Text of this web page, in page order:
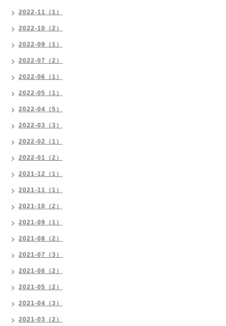
2022-11（1）
2022-10（2）
2022-09（1）
2022-07（2）
2022-06（1）
2022-05（1）
2022-04（5）
2022-03（3）
2022-02（1）
2022-01（2）
2021-12（1）
2021-11（1）
2021-10（2）
2021-09（1）
2021-08（2）
2021-07（3）
2021-06（2）
2021-05（2）
2021-04（3）
2021-03（2）